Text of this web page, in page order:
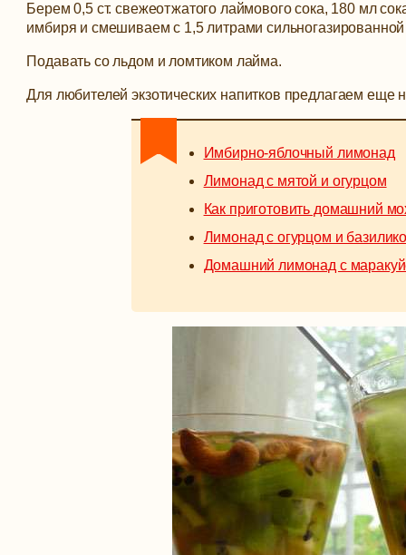
Берем 0,5 ст. свежеотжатого лаймового сока, 180 мл
имбиря и смешиваем с 1,5 литрами
Подавать со льдом и ломтиком лайма.
Для любителей экзотических напитков предлагаем еще
Имбирно-яблочный лимонад
Лимонад с мятой и огурцом
Как приготовить домашний
Лимонад с огурцом и
Домашний лимонад с